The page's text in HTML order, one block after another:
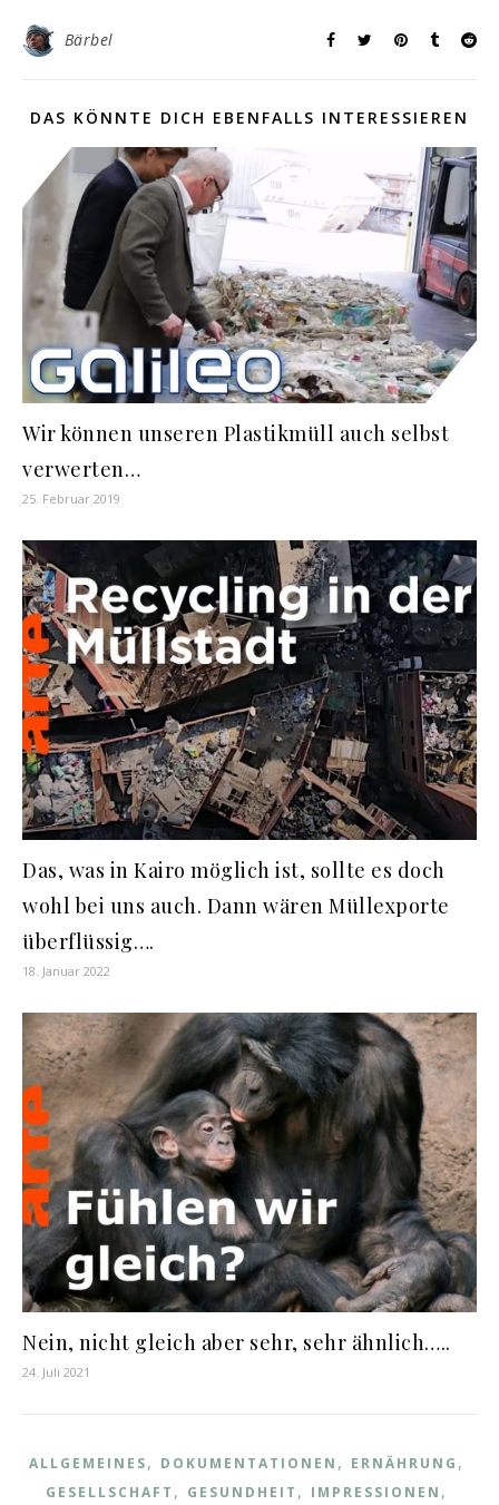
Bärbel
DAS KÖNNTE DICH EBENFALLS INTERESSIEREN
Wir können unseren Plastikmüll auch selbst
verwerten…
25. Februar 2019
Das, was in Kairo möglich ist, sollte es doch
wohl bei uns auch. Dann wären Müllexporte
überflüssig….
18. Januar 2022
Nein, nicht gleich aber sehr, sehr ähnlich…..
24. Juli 2021
ALLGEMEINES, DOKUMENTATIONEN , ERNÄHRUNG ,
GESELLSCHAFT , GESUNDHEIT , IMPRESSIONEN ,